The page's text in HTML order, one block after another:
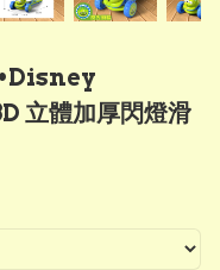
•Disney
立體加厚閃燈滑